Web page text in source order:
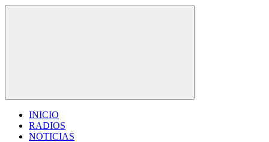
INICIO
RADIOS
NOTICIAS